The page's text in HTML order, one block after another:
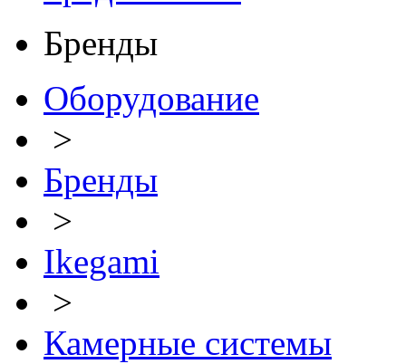
Бренды
Оборудование
>
Бренды
>
Ikegami
>
Камерные системы